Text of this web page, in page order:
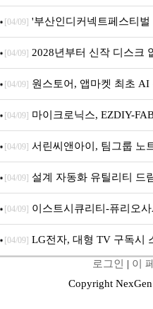
퍼 대기
[04/09] '부산인디커넥트페스티
개막... 22일간 진행
[04/09] 2028년부터 신작 디스크
문 추가
[04/09] 원스토어, 앱마켓 최초 AI
[04/09] 마이크로닉스, EZDIY-
시
[04/09] 서린씨앤아이, 팀그룹 노
5600MHz 16GB 출시
[04/09] 설계 자동화 유틸리티 드
무상 배포
[04/09] 이스트시큐리티-퓨리오
세대 AI 보안 플랫폼 구축
[04/09] LG전자, 대형 TV 구독시
로그인 | 이
Copyright